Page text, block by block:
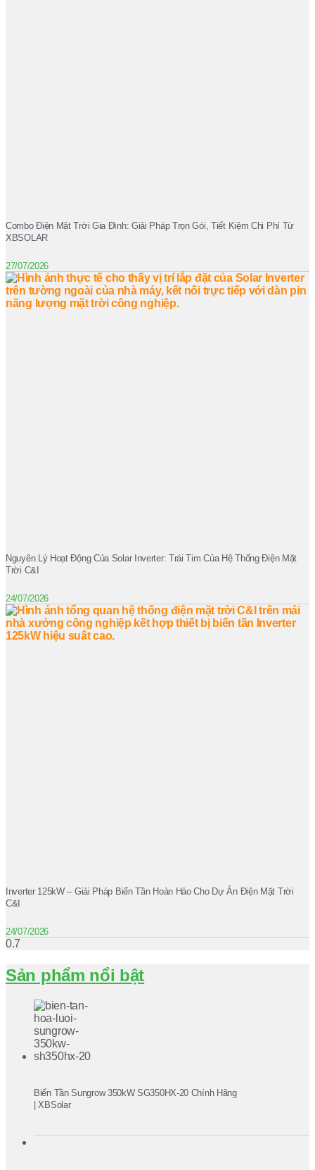
Combo Điện Mặt Trời Gia Đình: Giải Pháp Trọn Gói, Tiết Kiệm Chi Phí Từ
XBSOLAR
27/07/2026
Nguyên Lý Hoạt Động Của Solar Inverter: Trái Tim Của Hệ Thống Điện Mặt
Trời C&I
24/07/2026
Inverter 125kW – Giải Pháp Biến Tần Hoàn Hảo Cho Dự Án Điện Mặt Trời
C&I
24/07/2026
Sản phẩm nổi bật
Biến Tần Sungrow 350kW SG350HX-20 Chính Hãng
| XBSolar